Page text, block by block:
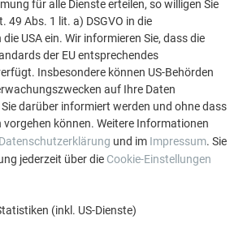
ANSEHEN
für alle Dienste erteilen, so willigen Sie
49 Abs. 1 lit. a) DSGVO in die
USA ein. Wir informieren Sie, dass die
der EU entsprechendes
Insbesondere können US-Behörden
auf Ihre Daten
darüber informiert werden und ohne dass
vorgehen können. Weitere Informationen
Datenschutzerklärung und im Impressum. Sie
jederzeit über die Cookie-Einstellungen
(inkl. US-Dienste)